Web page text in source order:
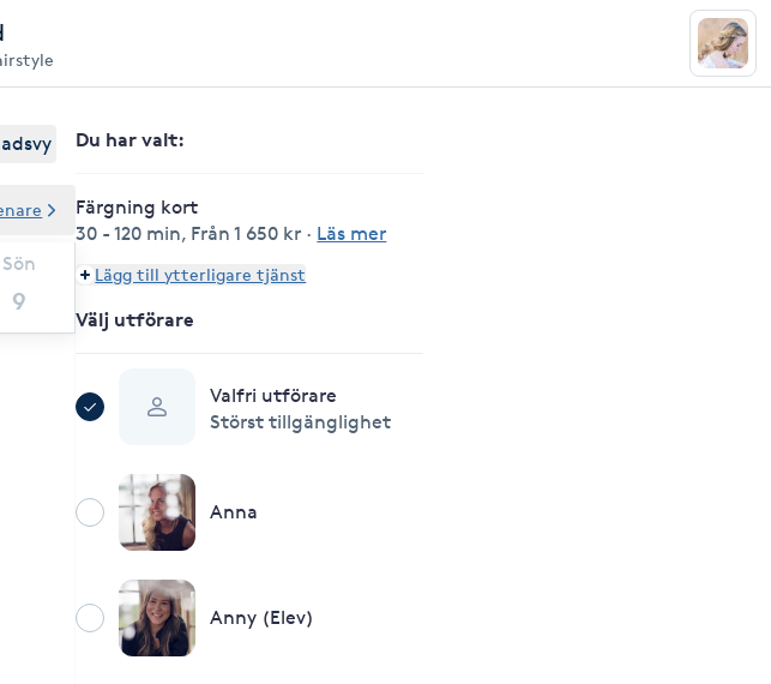
Sön
9
Du har valt:
Färgning kort
30 - 120 min, Från 1 650 kr · Läs mer
Lägg till ytterligare tjänst
Välj utförare
Valfri utförare
Störst tillgänglighet
Anna
Anny (Elev)